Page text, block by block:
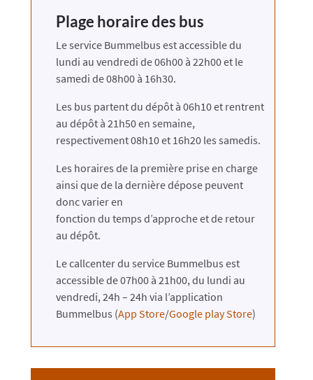
Plage horaire des bus
Le service Bummelbus est accessible du
lundi au vendredi de 06h00 à 22h00 et le
samedi de 08h00 à 16h30.
Les bus partent du dépôt à 06h10 et rentrent
au dépôt à 21h50 en semaine,
respectivement 08h10 et 16h20 les samedis.
Les horaires de la première prise en charge
ainsi que de la dernière dépose peuvent
donc varier en
fonction du temps d’approche et de retour
au dépôt.
Le callcenter du service Bummelbus est
accessible de 07h00 à 21h00, du lundi au
vendredi, 24h – 24h via l’application
Bummelbus (App Store/Google play Store)